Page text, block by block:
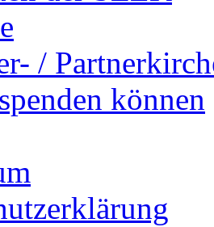
/
können